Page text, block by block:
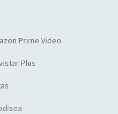
Prime Video
Plus